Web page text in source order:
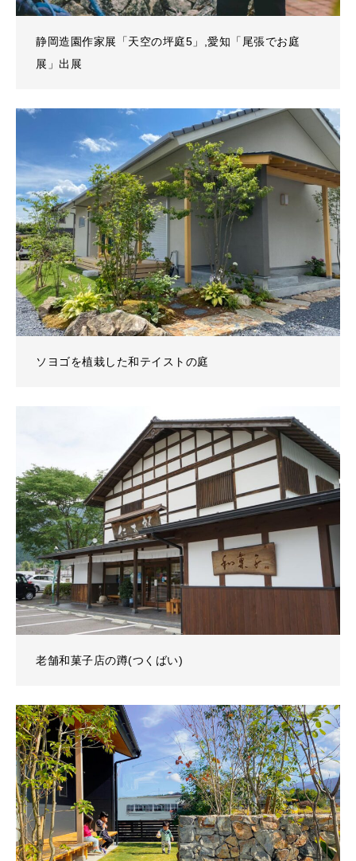
静岡造園作家展「天空の坪庭5」,愛知「尾張でお庭
展」出展
ソヨゴを植栽した和テイストの庭
老舗和菓子店の蹲(つくばい)